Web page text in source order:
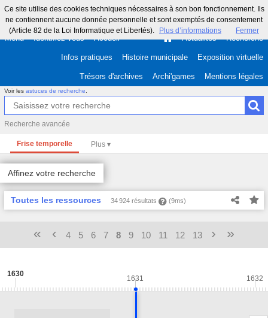
Ce site utilise des cookies techniques nécessaires à son bon fonctionnement. Ils
ne contiennent aucune donnée personnelle et sont exemptés de consentement
(Article 82 de la Loi Informatique et Libertés).
Plus d’informations Fermer
Menu Identifiez-vous Accueil Actualités Recherche
Infos pratiques Histoire municipale Exposition virtuelle
Trésors d'archives Archi'games Mentions légales
Voir les astuces de recherche
Recherche avancée
Frise temporelle
Affinez votre recherche
Toutes les ressources 34 924 résultats (9ms)
« ‹ 4 5 6 7 8 9 10 11 12 13 › »
1630
1631 1632